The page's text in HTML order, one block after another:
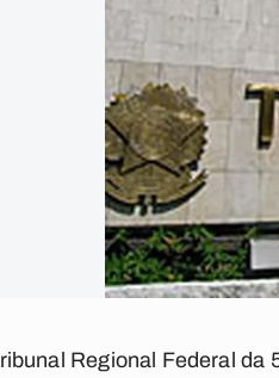
Regional Federal da